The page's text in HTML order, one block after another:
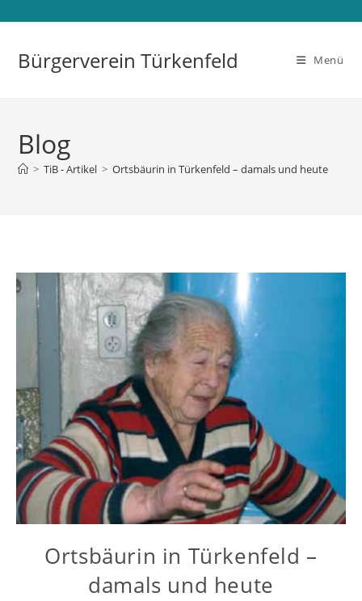
Bürgerverein Türkenfeld Menü
Blog
> TiB - Artikel > Ortsbäurin in Türkenfeld – damals und heute
Ortsbäurin in Türkenfeld –
damals und heute